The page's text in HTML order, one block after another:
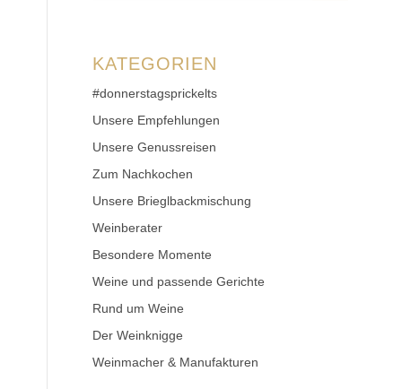
KATEGORIEN
#donnerstagsprickelts
Unsere Empfehlungen
Unsere Genussreisen
Zum Nachkochen
Unsere Brieglbackmischung
Weinberater
Besondere Momente
Weine und passende Gerichte
Rund um Weine
Der Weinknigge
Weinmacher & Manufakturen